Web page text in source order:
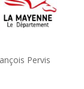
Pervis